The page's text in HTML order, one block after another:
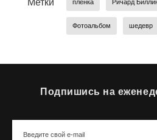
пленка Ричард
Фотоальбом шедевр
Подпишись на